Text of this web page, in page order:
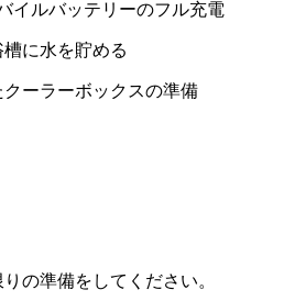
イルバッテリーのフル充電
に水を貯める
ーラーボックスの準備
の準備をしてください。